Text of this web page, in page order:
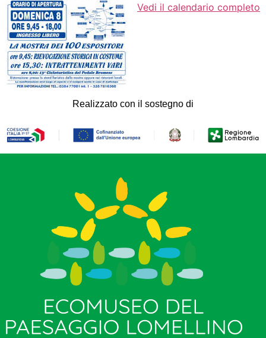
Vedi il calendario completo
Realizzato con il sostegno di